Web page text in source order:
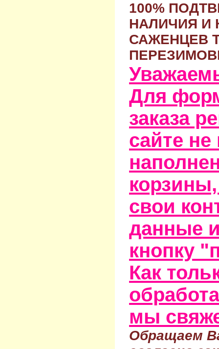
100%
НАЛИЧИЯ И
САЖЕНЦЕВ
Для
заказа
сайте
свои
данные
кнопку
Как
мы
Обращаем